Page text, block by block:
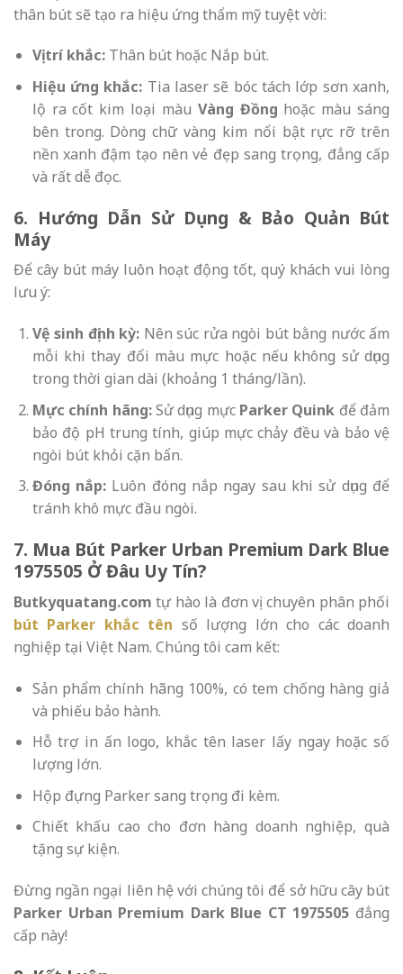
thân bút sẽ tạo ra hiệu ứng thẩm mỹ tuyệt vời:
Vị trí khắc:Thân bút hoặc Nắp bút.
Hiệu ứng khắc: Tia laser sẽ bóc tách lớp sơn xanh,
lộ ra cốt kim loại màu Vàng Đồng hoặc màu sáng
bên trong. Dòng chữ vàng kim nổi bật rực rỡ trên
nền xanh đậm tạo nên vẻ đẹp sang trọng, đẳng cấp
và rất dễ đọc.
6. Hướng Dẫn Sử Dụng & Bảo Quản Bút
Máy
Để cây bút máy luôn hoạt động tốt, quý khách vui lòng
lưu ý:
Vệ sinh định kỳ: Nên súc rửa ngòi bút bằng nước ấm
mỗi khi thay đổi màu mực hoặc nếu không sử dụng
trong thời gian dài (khoảng 1 tháng/lần).
Mực chính hãng:Sử dụng mực Parker Quink để đảm
bảo độ pH trung tính, giúp mực chảy đều và bảo vệ
ngòi bút khỏi cặn bẩn.
Đóng nắp: Luôn đóng nắp ngay sau khi sử dụng để
tránh khô mực đầu ngòi.
7. Mua Bút Parker Urban Premium Dark Blue
1975505 Ở Đâu Uy Tín?
Butkyquatang.com tự hào là đơn vị chuyên phân phối
bút Parker khắc tên số lượng lớn cho các doanh
nghiệp tại Việt Nam. Chúng tôi cam kết:
Sản phẩm chính hãng 100%, có tem chống hàng giả
và phiếu bảo hành.
Hỗ trợ in ấn logo, khắc tên laser lấy ngay hoặc số
lượng lớn.
Hộp đựng Parker sang trọng đi kèm.
Chiết khấu cao cho đơn hàng doanh nghiệp, quà
tặng sự kiện.
Đừng ngần ngại liên hệ với chúng tôi để sở hữu cây bút
Parker Urban Premium Dark Blue CT 1975505 đẳng
cấp này!